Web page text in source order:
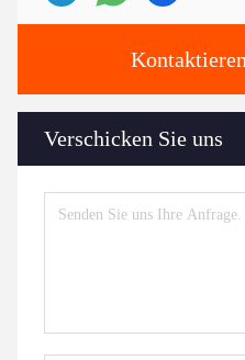
Verschicken Sie uns